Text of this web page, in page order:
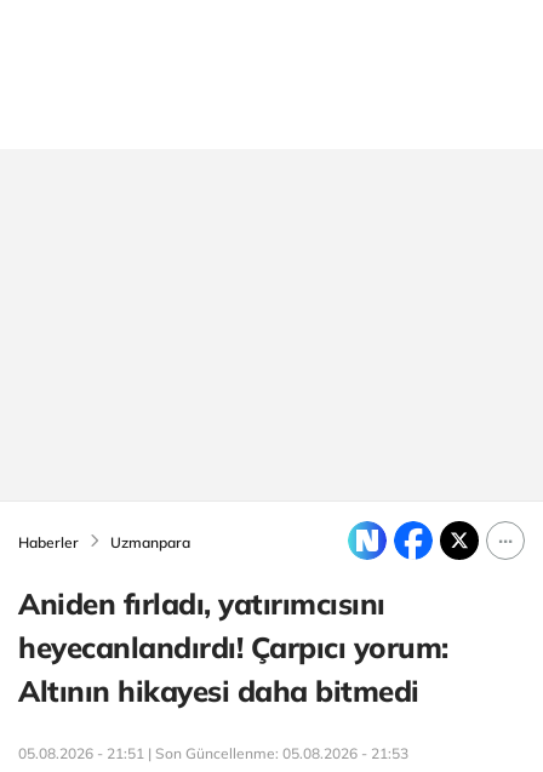
Haberler Uzmanpara
Aniden fırladı, yatırımcısını
heyecanlandırdı! Çarpıcı yorum:
Altının hikayesi daha bitmedi
05.08.2026 - 21:51 | Son Güncellenme: 05.08.2026 - 21:53